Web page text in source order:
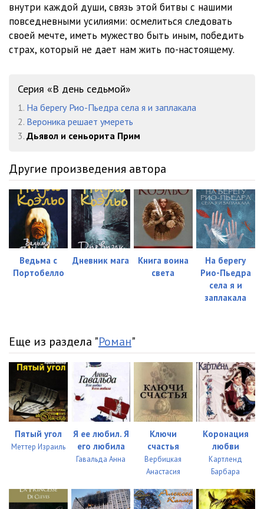
внутри каждой души, связь этой битвы с нашими
повседневными усилиями: осмелиться следовать
своей мечте, иметь мужество быть иным, победить
страх, который не дает нам жить по-настоящему.
Серия «В день седьмой»
1. На берегу Рио-Пьедра села я и заплакала
2. Вероника решает умереть
3. Дьявол и сеньорита Прим
Другие произведения автора
Ведьма с
Портобелло
Дневник мага
Книга воина
света
На берегу
Рио-Пьедра
села я и
заплакала
Еще из раздела "Роман"
Пятый угол
Меттер Израиль
Я ее любил. Я
его любила
Гавальда Анна
Ключи
счастья
Вербицкая
Анастасия
Коронация
любви
Картленд
Барбара